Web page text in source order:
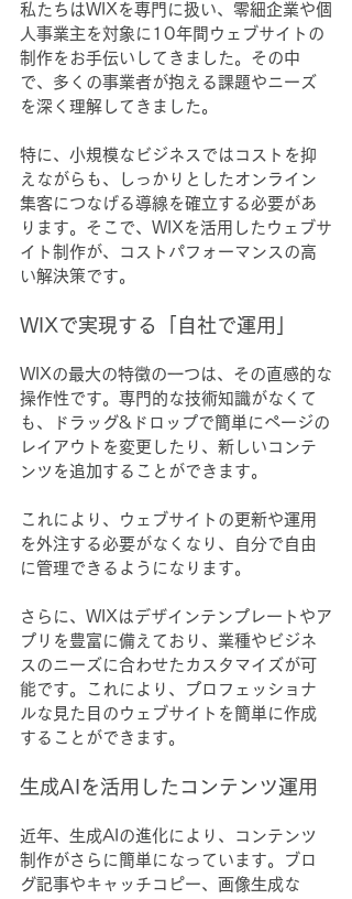
私たちはWIXを専門に扱い、零細企業や個
人事業主を対象に10年間ウェブサイトの
制作をお手伝いしてきました。その中
で、多くの事業者が抱える課題やニーズ
を深く理解してきました。
特に、小規模なビジネスではコストを抑
えながらも、しっかりとしたオンライン
集客につなげる導線を確立する必要があ
ります。そこで、WIXを活用したウェブサ
イト制作が、コストパフォーマンスの高
い解決策です。
WIXで実現する「自社で運用」
WIXの最大の特徴の一つは、その直感的な
操作性です。専門的な技術知識がなくて
も、ドラッグ&ドロップで簡単にページの
レイアウトを変更したり、新しいコンテ
ンツを追加することができます。
これにより、ウェブサイトの更新や運用
を外注する必要がなくなり、自分で自由
に管理できるようになります。
さらに、WIXはデザインテンプレートやア
プリを豊富に備えており、業種やビジネ
スのニーズに合わせたカスタマイズが可
能です。これにより、プロフェッショナ
ルな見た目のウェブサイトを簡単に作成
することができます。
生成AIを活用したコンテンツ運用
近年、生成AIの進化により、コンテンツ
制作がさらに簡単になっています。ブロ
グ記事やキャッチコピー、画像生成な